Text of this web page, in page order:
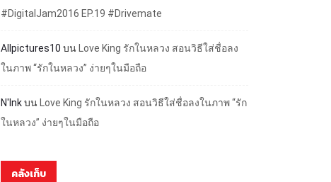
#DigitalJam2016 EP.19 #Drivemate
Allpictures10 บนLove King รักในหลวง สอนวิธีใส่ชื่อลง
ในภาพ “รักในหลวง” ง่ายๆในมือถือ
N'InkบนLove King รักในหลวง สอนวิธีใส่ชื่อลงในภาพ “รัก
ในหลวง” ง่ายๆในมือถือ
คลังเก็บ